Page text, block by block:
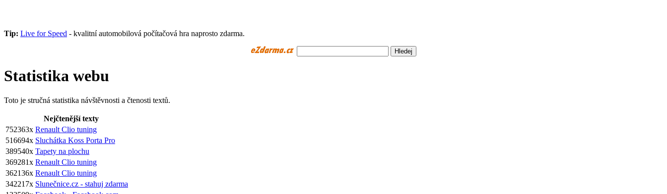
Tip: Live for Speed - kvalitní automobilová počítačová hra naprosto zdarma.
Statistika webu
Toto je stručná statistika návštěvnosti a čtenosti textů.
Nejčtenější texty
752363x Renault Clio tuning
516694x Sluchátka Koss Porta Pro
389540x Tapety na plochu
369281x Renault Clio tuning
362136x Renault Clio tuning
342217x Slunečnice.cz - stahuj zdarma